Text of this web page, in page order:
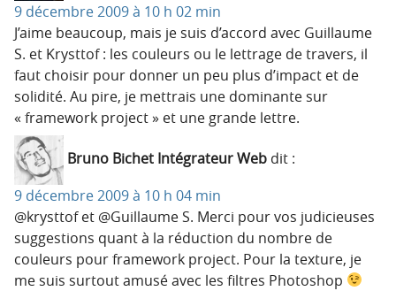
9 décembre 2009 à 10 h 02 min
J’aime beaucoup, mais je suis d’accord avec Guillaume
S. et Krysttof : les couleurs ou le lettrage de travers, il
faut choisir pour donner un peu plus d’impact et de
solidité. Au pire, je mettrais une dominante sur
« framework project » et une grande lettre.
Bruno Bichet Intégrateur Web dit :
9 décembre 2009 à 10 h 04 min
@krysttof et @Guillaume S. Merci pour vos judicieuses
suggestions quant à la réduction du nombre de
couleurs pour framework project. Pour la texture, je
me suis surtout amusé avec les filtres Photoshop